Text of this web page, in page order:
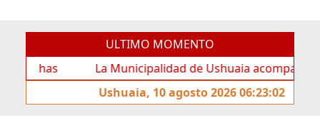
ULTIMO MOMENTO
La Municipalidad de Ushuaia acompañó los
Ushuaia, 10 agosto 2026 06:23:02